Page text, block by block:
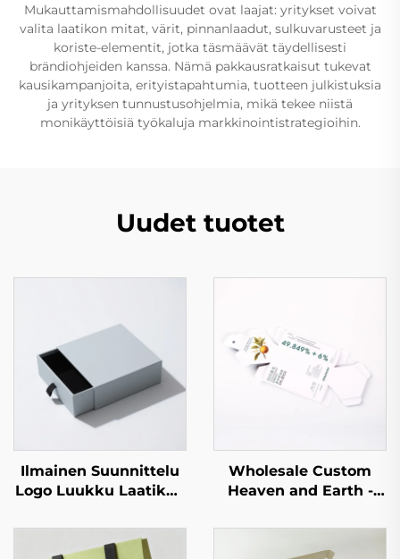
Mukauttamismahdollisuudet ovat laajat: yritykset voivat
valita laatikon mitat, värit, pinnanlaadut, sulkuvarusteet ja
koriste-elementit, jotka täsmäävät täydellisesti
brändiohjeiden kanssa. Nämä pakkausratkaisut tukevat
kausikampanjoita, erityistapahtumia, tuotteen julkistuksia
ja yrityksen tunnustusohjelmia, mikä tekee niistä
monikäyttöisiä työkaluja markkinointistrategioihin.
Uudet tuotet
Ilmainen Suunnittelu
Logo Luukku Laatikko
Muotoinen Pakkaus
Korkeatasoinen Kraft-
Wholesale Custom
Heaven and Earth -
pakkauspaperi, kansi
ja pohja